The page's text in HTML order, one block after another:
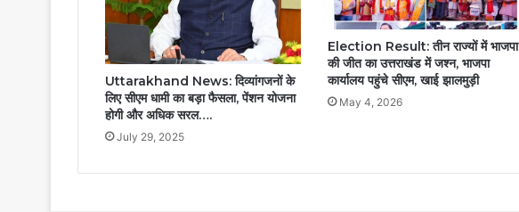
Uttarakhand News: दिव्यांगजनों के
लिए सीएम धामी का बड़ा फैसला, पेंशन योजना
होगी और अधिक सरल….
July 29, 2025
Election Result: तीन राज्यों में भाजपा
की जीत का उत्तराखंड में जश्न, भाजपा
कार्यालय पहुंचे सीएम, खाई झालमुड़ी
May 4, 2026